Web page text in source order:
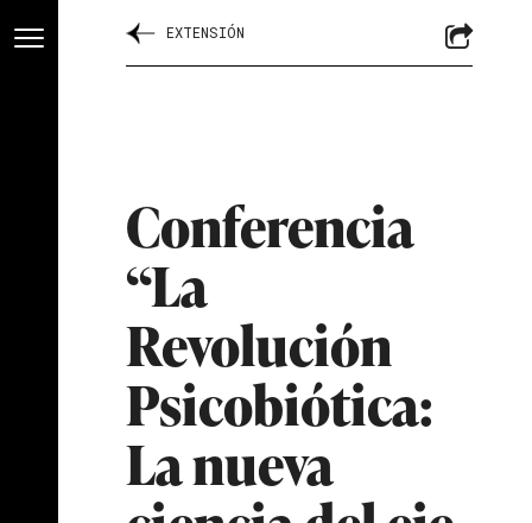
EXTENSIÓN
Conferencia
“La
Revolución
Psicobiótica:
La nueva